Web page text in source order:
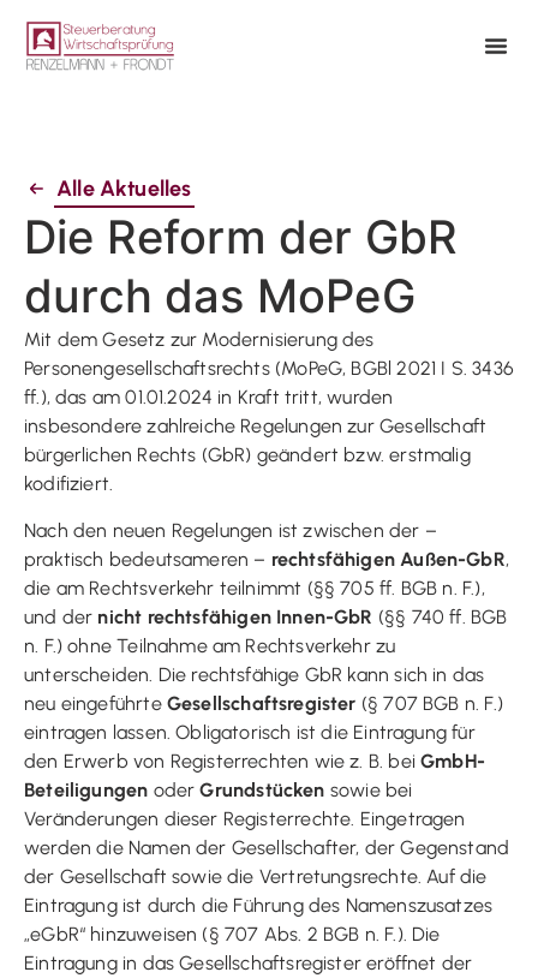
Alle Aktuelles
Die Reform der GbR
durch das MoPeG
Mit dem Gesetz zur Modernisierung des
Personengesellschaftsrechts (MoPeG, BGBl 2021 I S. 3436
ff.), das am 01.01.2024 in Kraft tritt, wurden
insbesondere zahlreiche Regelungen zur Gesellschaft
bürgerlichen Rechts (GbR) geändert bzw. erstmalig
kodifiziert.
Nach den neuen Regelungen ist zwischen der –
praktisch bedeutsameren – rechtsfähigen Außen-GbR,
die am Rechtsverkehr teilnimmt (§§ 705 ff. BGB n. F.),
und der nicht rechtsfähigen Innen-GbR (§§ 740 ff. BGB
n. F.) ohne Teilnahme am Rechtsverkehr zu
unterscheiden. Die rechtsfähige GbR kann sich in das
neu eingeführte Gesellschaftsregister (§ 707 BGB n. F.)
eintragen lassen. Obligatorisch ist die Eintragung für
den Erwerb von Registerrechten wie z. B. beiGmbH-
Beteiligungen oderGrundstücken sowie bei
Veränderungen dieser Registerrechte. Eingetragen
werden die Namen der Gesellschafter, der Gegenstand
der Gesellschaft sowie die Vertretungsrechte. Auf die
Eintragung ist durch die Führung des Namenszusatzes
„eGbR“ hinzuweisen (§ 707 Abs. 2 BGB n. F.). Die
Eintragung in das Gesellschaftsregister eröffnet der